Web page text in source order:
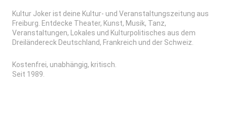
Kultur Joker ist deine Kultur- und Veranstaltungszeitung aus
Freiburg. Entdecke Theater, Kunst, Musik, Tanz,
Veranstaltungen, Lokales und Kulturpolitisches aus dem
Dreiländereck Deutschland, Frankreich und der Schweiz.
Kostenfrei, unabhängig, kritisch.
Seit 1989.